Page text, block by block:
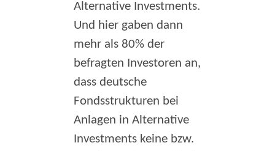
Alternative Investments.
Und hier gaben dann
mehr als 80% der
befragten Investoren an,
dass deutsche
Fondsstrukturen bei
Anlagen in Alternative
Investments keine bzw.